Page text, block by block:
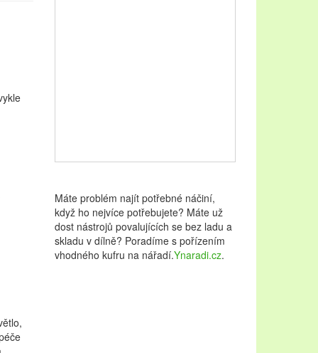
Máte problém najít potřebné náčiní,
když ho nejvíce potřebujete? Máte už
dost nástrojů povalujících se bez ladu a
skladu v dílně? Poradíme s pořízením
vhodného kufru na nářadí.Ynaradi.cz.